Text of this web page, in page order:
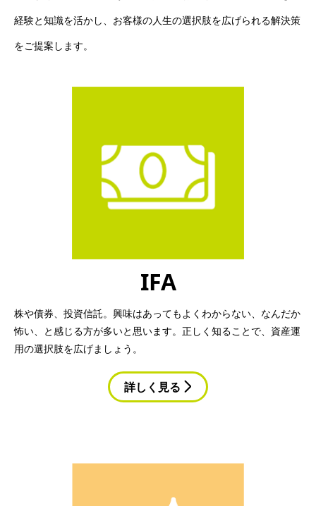
経験と知識を活かし、 お客様の人生の選択肢を広げられる解決策
をご提案します。
IFA
株や債券、投資信託。興味はあってもよくわからない、なんだか
怖い、と感じる方が多いと思います。正しく知ることで、資産運
用の選択肢を広げましょう。
詳しく見る